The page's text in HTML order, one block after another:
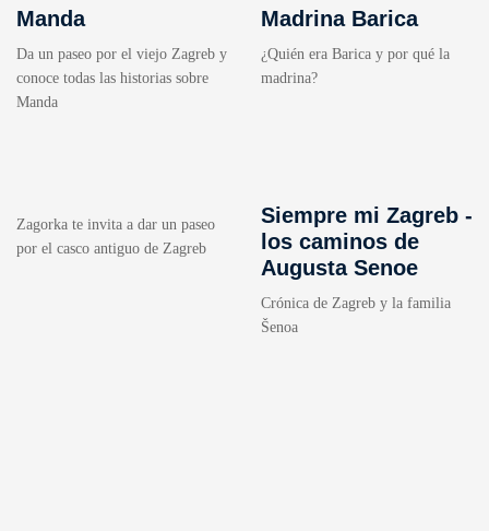
Manda
Da un paseo por el viejo Zagreb y
conoce todas las historias sobre
Manda
Madrina Barica
¿Quién era Barica y por qué la
madrina?
Zagorka te invita a dar un paseo
por el casco antiguo de Zagreb
Siempre mi Zagreb -
los caminos de
Augusta Senoe
Crónica de Zagreb y la familia
Šenoa